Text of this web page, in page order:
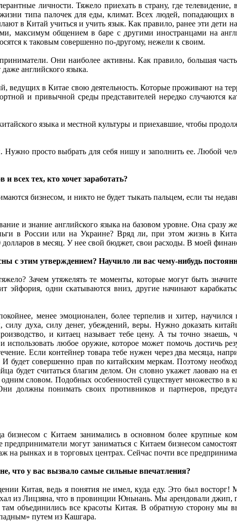
личности. Тяжело приехать в страну, где
типа палочек для еды, климат. Всех людей, попадающих в
в Китай учиться и учить язык. Как правило, ранее эти дети
максимум общением в баре с другими иностранцами на
к таковым совершенно по-другому, нежели к своим.
Они наиболее активны. Как правило, большая
английского языка.
ведущих в Китае свою деятельность. Которые проживают на
и привычной среды представителей нередко случаются
языка и местной культуры и приехавшие, чтобы
просто выбрать для себя нишу и заполнить ее. Любой
всех тех, кто хочет заработать?
бизнесом, и никто не будет тыкать пальцем, если ты
и знание английского языка на базовом уровне. Она сразу
в России или на Украине? Вряд ли, при этом жизнь в
долларов в месяц. У нее свой бюджет, свои расходы. В моей
с этим утверждением? Научило ли вас чему-нибудь
Зачем утяжелять те моменты, которые могут быть
одни скатываются вниз, другие начинают
менее эмоционален, более терпелив и хитер,
духа, силу денег, убеждений, веры. Нужно доказать
и китаец называет тебе цену. А ты точно
использовать любое оружие, которое может помочь достичь
Если контейнер товара тебе нужен через два месяца,
будет совершенно прав по китайским меркам. Поэтому
будет считаться благим делом. Он словно укажет лаоваю на
словом. Подобных особенностей существует множество в
должны понимать своих противников и партнеров,
бизнесом с Китаем занимались в основном более крупные
могут заниматься с Китаем бизнесом
на рынках и в торговых центрах. Сейчас почти все
что у вас вызвало самые сильные впечатления?
Китая, ведь я понятия не имел, куда еду. Это был восторг!
из Лицзяна, что в провинции Юньнань. Мы арендовали джип,
объединились все красоты Китая. В обратную сторону мы
путем из Кашгара.